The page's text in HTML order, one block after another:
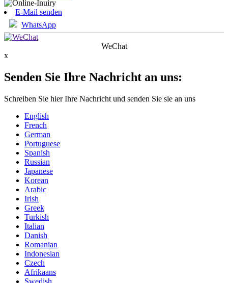
E-Mail senden
WhatsApp
WeChat
x
Senden Sie Ihre Nachricht an uns:
Schreiben Sie hier Ihre Nachricht und senden Sie sie an uns
English
French
German
Portuguese
Spanish
Russian
Japanese
Korean
Arabic
Irish
Greek
Turkish
Italian
Danish
Romanian
Indonesian
Czech
Afrikaans
Swedish